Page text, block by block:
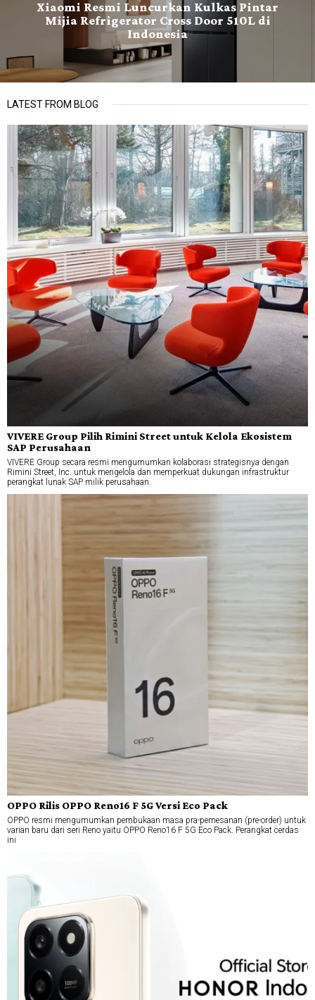
Xiaomi Resmi Luncurkan Kulkas Pintar
Mijia Refrigerator Cross Door 510L di
Indonesia
LATEST FROM BLOG
VIVERE Group Pilih Rimini Street untuk Kelola Ekosistem
SAP Perusahaan
VIVERE Group secara resmi mengumumkan kolaborasi strategisnya dengan
Rimini Street, Inc. untuk mengelola dan memperkuat dukungan infrastruktur
perangkat lunak SAP milik perusahaan.
OPPO Rilis OPPO Reno16 F 5G Versi Eco Pack
OPPO resmi mengumumkan pembukaan masa pra-pemesanan (pre-order) untuk
varian baru dari seri Reno yaitu OPPO Reno16 F 5G Eco Pack. Perangkat cerdas
ini